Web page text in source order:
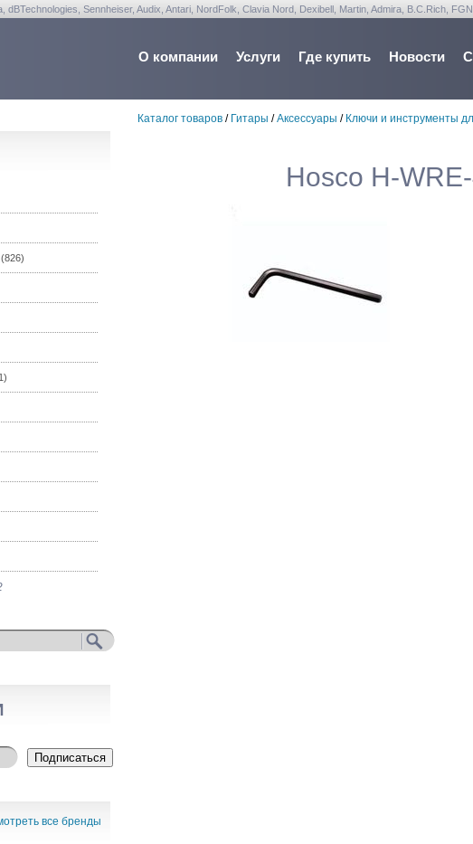
Sennheiser, Audix, Antari, NordFolk, Clavia Nord, Dexibell, Martin, Admira, B.C.Rich,
О компании Услуги Где купить Новости
Подписаться
все бренды
Каталог товаров / Гитары /Аксессуары / Ключи и инструменты
Hosco H-